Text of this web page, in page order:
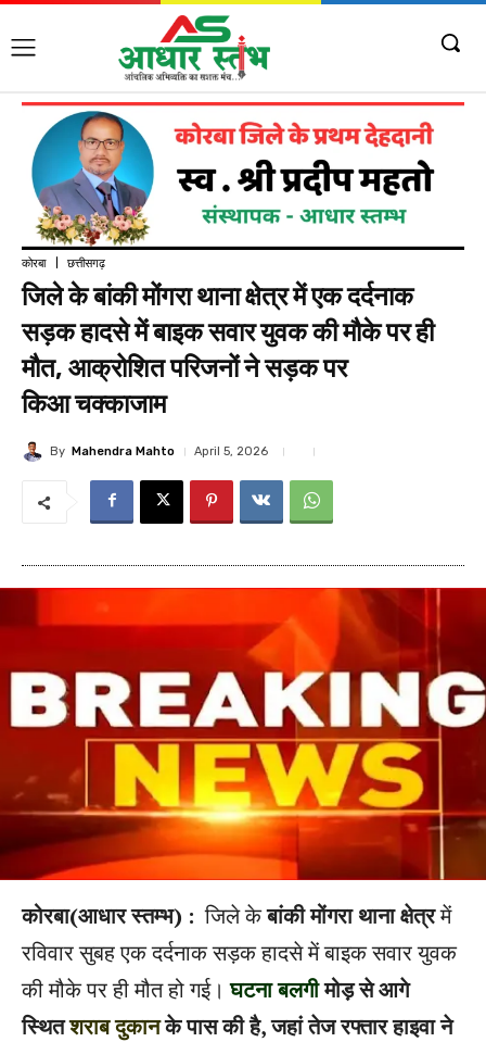
कोरबा छत्तीसगढ़
जिले के बांकी मोंगरा थाना क्षेत्र में एक दर्दनाक
सड़क हादसे में बाइक सवार युवक की मौके पर ही
मौत, आक्रोशित परिजनों ने सड़क पर
किआ चक्काजाम
By Mahendra Mahto April 5, 2026
कोरबा(आधार स्तम्भ) : जिले केबांकी मोंगरा थाना क्षेत्रमें
रविवार सुबह एक दर्दनाक सड़क हादसे में बाइक सवार युवक
की मौके पर ही मौत हो गई। घटना बलगीमोड़ से आगे
स्थितशराब दुकानके पास की है, जहां तेज रफ्तार हाइवा ने